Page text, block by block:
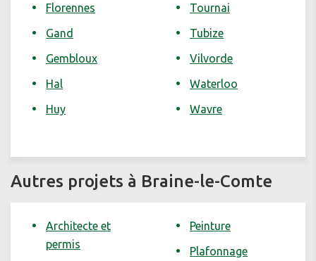
Florennes
Gand
Gembloux
Hal
Huy
Tournai
Tubize
Vilvorde
Waterloo
Wavre
Autres projets à Braine-le-Comte
Architecte et
permis
Peinture
Plafonnage